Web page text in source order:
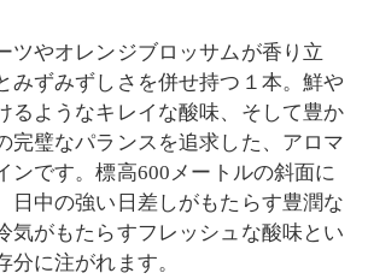
ツやオレンジブロッサムが香り立
みずみずしさを併せ持つ１本。鮮や
るようなキレイな酸味、そして豊か
完璧なパランスを追求した、アロマ
ンです。標高600メートルの斜面に
日中の強い日差しがもたらす豊潤な
気がもたらすフレッシュな酸味とい
分に注がれます。